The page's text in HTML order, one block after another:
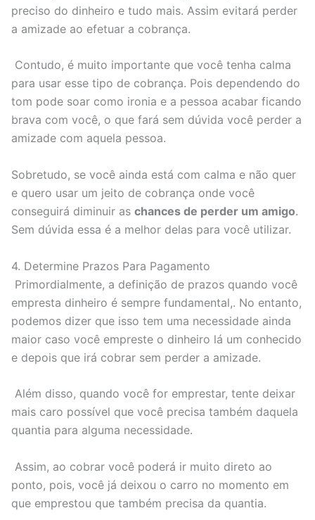
preciso do dinheiro e tudo mais. Assim evitará perder
a amizade ao efetuar a cobrança.
Contudo, é muito importante que você tenha calma
para usar esse tipo de cobrança. Pois dependendo do
tom pode soar como ironia e a pessoa acabar ficando
brava com você, o que fará sem dúvida você perder a
amizade com aquela pessoa.
Sobretudo, se você ainda está com calma e não quer
e quero usar um jeito de cobrança onde você
conseguirá diminuir as chances de perder um amigo.
Sem dúvida essa é a melhor delas para você utilizar.
4. Determine Prazos Para Pagamento
Primordialmente, a definição de prazos quando você
empresta dinheiro é sempre fundamental,. No entanto,
podemos dizer que isso tem uma necessidade ainda
maior caso você empreste o dinheiro lá um conhecido
e depois que irá cobrar sem perder a amizade.
Além disso, quando você for emprestar, tente deixar
mais caro possível que você precisa também daquela
quantia para alguma necessidade.
Assim, ao cobrar você poderá ir muito direto ao
ponto, pois, você já deixou o carro no momento em
que emprestou que também precisa da quantia.